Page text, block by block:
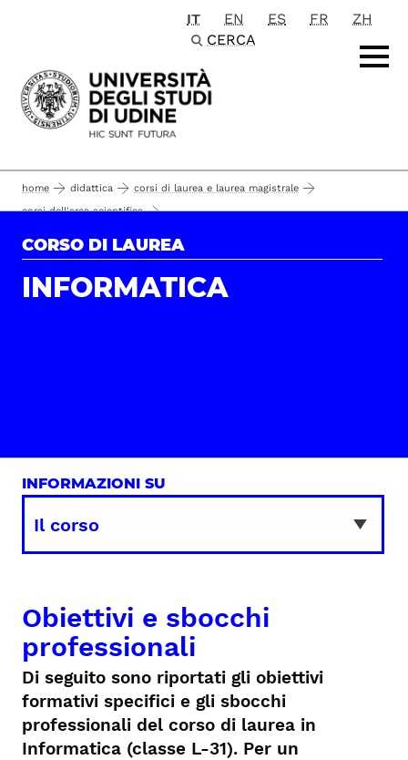
Passa al contenuto principale
IT EN ES FR
ZH
CERCA
home didattica
corsi di laurea e laurea magistrale
corsi dell'area scientifica
corsi di laurea
informatica il corso
obiettivi e sbocchi professionali
CORSO DI LAUREA
INFORMATICA
INFORMAZIONI SU
Obiettivi e sbocchi
professionali
Di seguito sono riportati gli obiettivi
formativi specifici e gli sbocchi
professionali del corso di laurea in
Informatica (classe L-31). Per un